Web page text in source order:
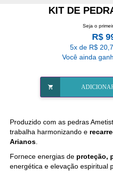
KIT DE
Seja o
R$
5x de R$
Você ainda
Produzido com as pedras
trabalha harmonizando e
Arianos
Fornece energias de proteção,
energética e elevação espiritual